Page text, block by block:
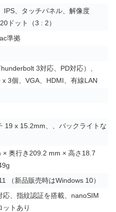
IPS、タッチパネル、解像度
ドット（3 : 2）
準拠
3対応、PD対応）、
x 3個、VGA、HDMI、有線LAN
19 x 15.2mm、、バックライトな
× 奥行き209.2 mm × 高さ18.7
（新品販売時はWindows 10）
応、指紋認証を搭載、nanoSIM
ットあり